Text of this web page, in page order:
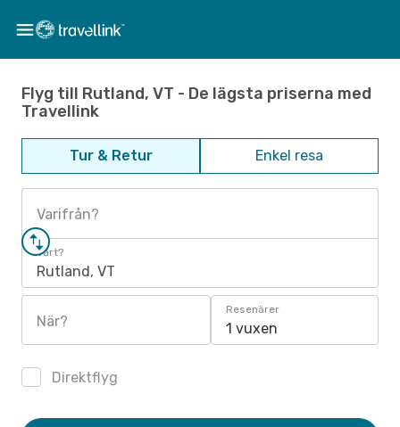
Flyg till Rutland, VT - De lägsta priserna med
Travellink
Tur & Retur Enkel resa
Varifrån?
Vart?
Rutland, VT
När?
Resenärer
1 vuxen
Direktflyg